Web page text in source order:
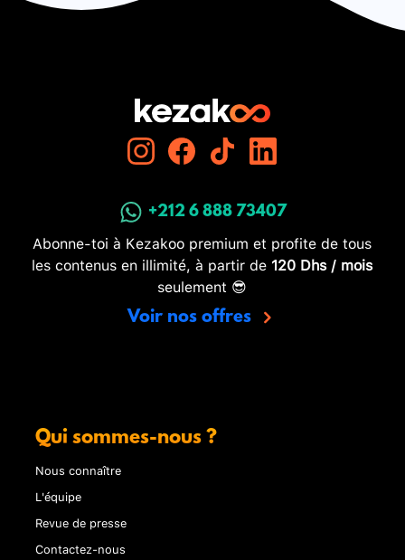
+212 6 888 73407
Abonne-toi à Kezakoo premium et profite de tous
les contenus en illimité, à partir de 120 Dhs / mois
seulement 😎
Voir nos offres
Qui sommes-nous ?
Nous connaître
L'équipe
Revue de presse
Contactez-nous